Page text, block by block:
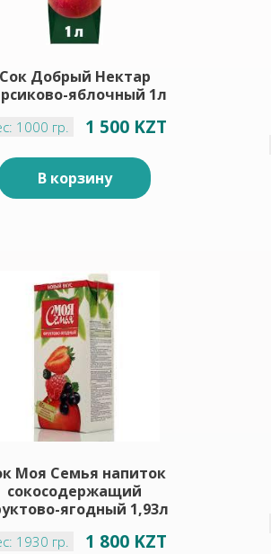
Добрый Нектар
яблочный 1л
1000 гр. 1 500 KZT
В корзину
Моя Семья напиток
сокосодержащий
ягодный 1,93л
1930 гр. 1 800 KZT